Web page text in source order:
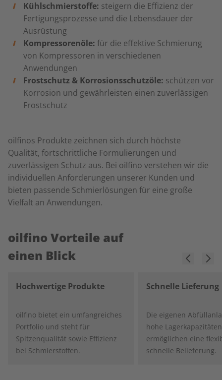
Kühlschmierstoffe: steigern die Effizienz der
Fertigungsprozesse und die Lebensdauer der
Ausrüstung
Kompressorenöle: für die effektive Schmierung
von Kompressoren in verschiedenen
Anwendungen
Frostschutz & Korrosionsschutzöle: schützen vor
Korrosion und gewährleisten einen zuverlässigen
Frostschutz
oilfinos Produkte zeichnen sich durch höchste
Qualität, fortschrittliche Formulierungen und
zuverlässigen Schutz aus. Bei oilfino verstehen wir die
individuellen Anforderungen unserer Kunden und
bieten passende Schmierlösungen für eine große
Vielfalt an Anwendungen.
oilfino Vorteile auf
einen Blick
Hochwertige Produkte
oilfino bietet ein umfangreiches
Portfolio und steht für
Spitzenqualität sowie Effizienz
bei Schmierstoffen.
Schnelle Lieferung
Die eigenen
hohe Lagerkapazitäten
ermöglichen eine
schnelle Belieferung.